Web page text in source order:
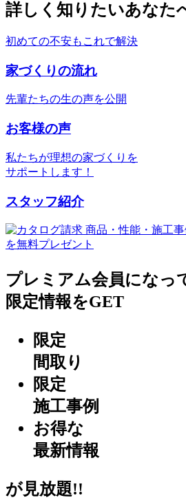
詳しく知りたいあなた
初めての不安もこれで解決
家づくりの流れ
先輩たちの生の声を公開
お客様の声
私たちが理想の家づくりを
サポートします！
スタッフ紹介
プレミアム会員になっ
限定情報をGET
限定
間取り
限定
施工事例
お得な
最新情報
が見放題!!